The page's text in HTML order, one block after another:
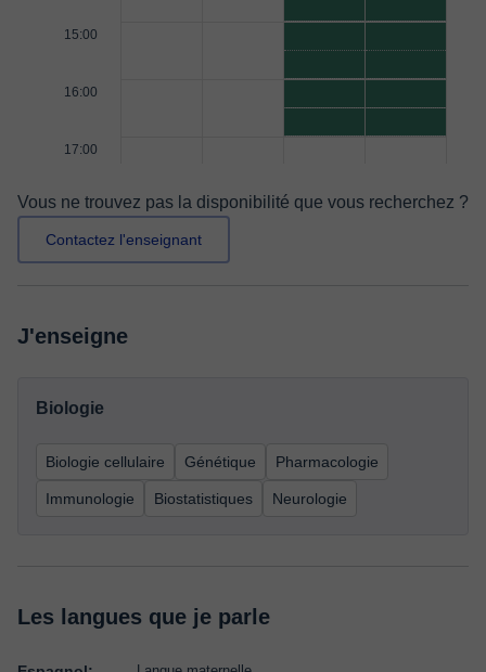
15:00
16:00
17:00
Vous ne trouvez pas la disponibilité que vous recherchez ?
Contactez l'enseignant
J'enseigne
Biologie
Biologie cellulaire Génétique Pharmacologie
Immunologie Biostatistiques Neurologie
Les langues que je parle